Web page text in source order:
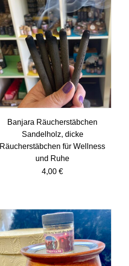
Banjara Räucherstäbchen
Sandelholz, dicke
Räucherstäbchen für Wellness
und Ruhe
4,00€